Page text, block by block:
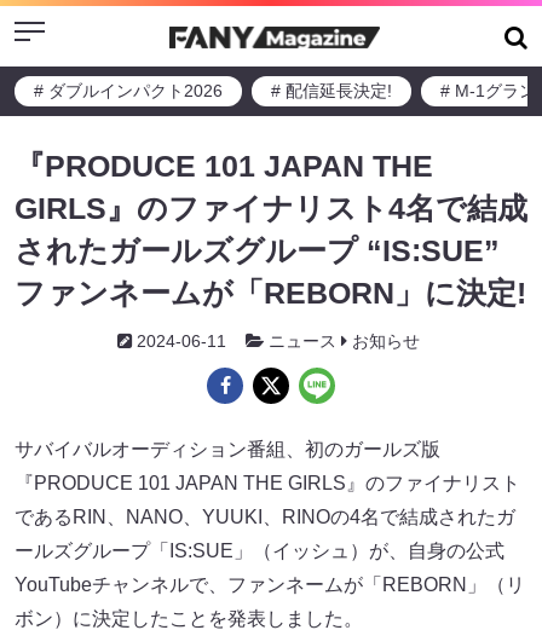
Menu
# ダブルインパクト2026 # 配信延長決定! # M-1グラン
『PRODUCE 101 JAPAN THE
GIRLS』のファイナリスト4名で結成
されたガールズグループ “IS:SUE”
ファンネームが「REBORN」に決定!
2024-06-11 ニュース お知らせ
サバイバルオーディション番組、初のガールズ版
『PRODUCE 101 JAPAN THE GIRLS』のファイナリスト
であるRIN、NANO、YUUKI、RINOの4名で結成されたガ
ールズグループ「IS:SUE」（イッシュ）が、自身の公式
YouTubeチャンネルで、ファンネームが「REBORN」（リ
ボン）に決定したことを発表しました。